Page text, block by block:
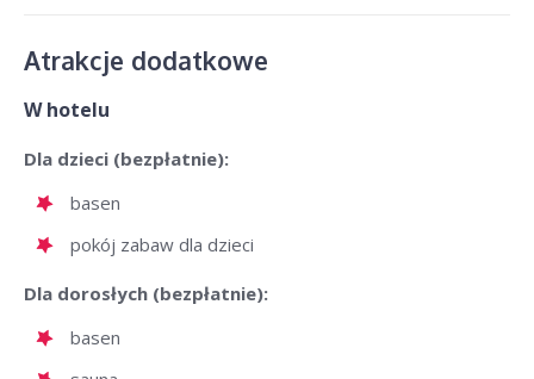
Atrakcje dodatkowe
W hotelu
Dla dzieci (bezpłatnie):
basen
pokój zabaw dla dzieci
Dla dorosłych (bezpłatnie):
basen